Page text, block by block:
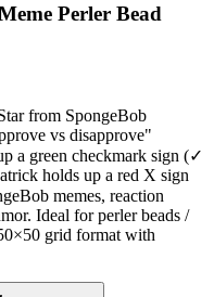
Perler Bead
from SpongeBob
vs disapprove"
a green checkmark sign (✓
holds up a red X sign
memes, reaction
Ideal for perler beads /
grid format with